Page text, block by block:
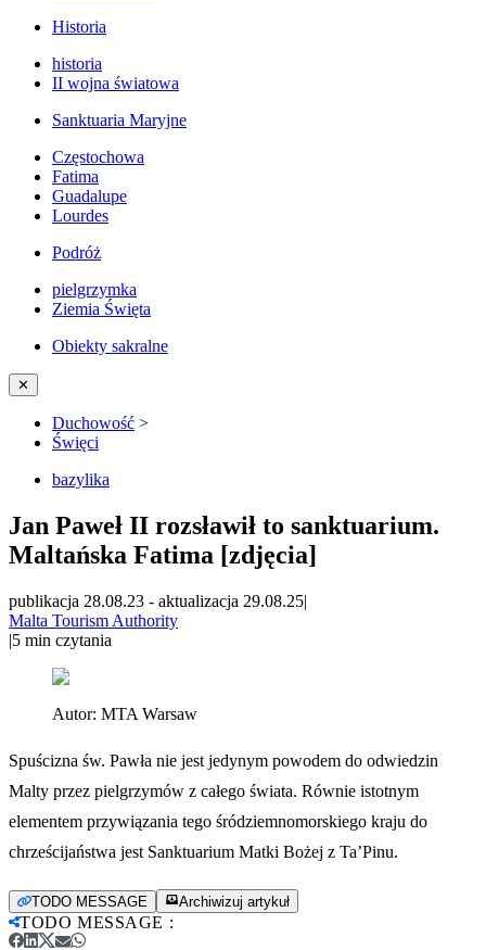
Historia
historia
II wojna światowa
Sanktuaria Maryjne
Częstochowa
Fatima
Guadalupe
Lourdes
Podróż
pielgrzymka
Ziemia Święta
Obiekty sakralne
✕
Duchowość >
Święci
bazylika
Jan Paweł II rozsławił to sanktuarium.
Maltańska Fatima [zdjęcia]
publikacja 28.08.23 - aktualizacja 29.08.25|
Malta Tourism Authority
|5 min czytania
Autor: MTA Warsaw
Spuścizna św. Pawła nie jest jedynym powodem do odwiedzin
Malty przez pielgrzymów z całego świata. Równie istotnym
elementem przywiązania tego śródziemnomorskiego kraju do
chrześcijaństwa jest Sanktuarium Matki Bożej z Ta’Pinu.
TODO MESSAGE Archiwizuj artykuł
TODO MESSAGE :